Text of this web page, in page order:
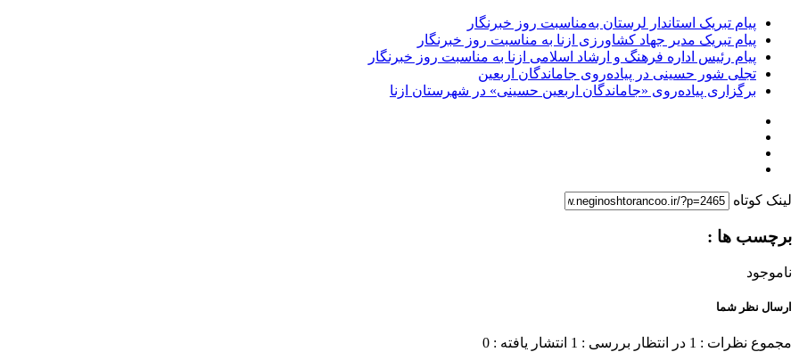
پیام تبریک استاندار لرستان به‌مناسبت روز خبرنگار
پیام تبریک مدیر جهاد کشاورزی ازنا به مناسبت روز خبرنگار
پیام رئیس اداره فرهنگ و ارشاد اسلامی ازنا به مناسبت روز خبرنگار
تجلی شور حسینی در پیاده‌روی جاماندگان اربعین
برگزاری پیاده‌روی «جاماندگان اربعین حسینی» در شهرستان ازنا
لینک کوتاه
برچسب ها :
ناموجود
ارسال نظر شما
مجموع نظرات : 1 در انتظار بررسی : 1 انتشار یافته : 0